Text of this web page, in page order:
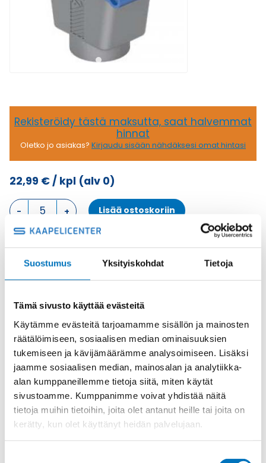
Suostumus Yksityiskohdat Tietoja
Tämä sivusto käyttää evästeitä
Käytämme evästeitä tarjoamamme sisällön ja mainosten
räätälöimiseen, sosiaalisen median ominaisuuksien
tukemiseen ja kävijämäärämme analysoimiseen. Lisäksi
jaamme sosiaalisen median, mainosalan ja analytiikka-
alan kumppaneillemme tietoja siitä, miten käytät
sivustoamme. Kumppanimme voivat yhdistää näitä
tietoja muihin tietoihin, joita olet antanut heille tai joita on
kerätty, kun olet käyttänyt heidän palvelujaan.
Rekisteröidy tästä maksutta, saat halvemmat
hinnat
Oletko jo asiakas? Kirjaudu sisään nähdäksesi omat hintasi
22,99 €/ kpl (alv 0)
KOTELON
YLÄOSA,
2
YLÄOSA
määrä
Lisää ostoskoriin
muovi
Osasto ILME -moninapaliittimet,Kotelon yläosa,Kotelot
Toimitusaika: 1-7 päivää
Toimituskulut 35kg:n asti 25€.
Yli 35kg:n toimituskulut toteutuneiden kulujen mukaan.
Valmistaja
ILME S.p.A
Koko
size "57.27"
Materiaali
muovi
Käyttölämpötila
'-40°C...+70°C